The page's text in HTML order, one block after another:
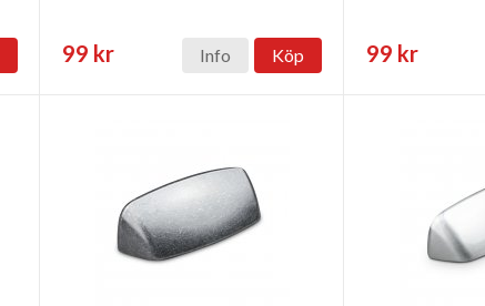
99 kr Info Köp 99 kr